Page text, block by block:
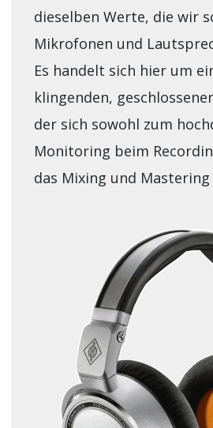
dieselben Werte, die wir
Mikrofonen und
Es handelt sich hier um
klingenden,
der sich sowohl zum
Monitoring beim
das Mixing und